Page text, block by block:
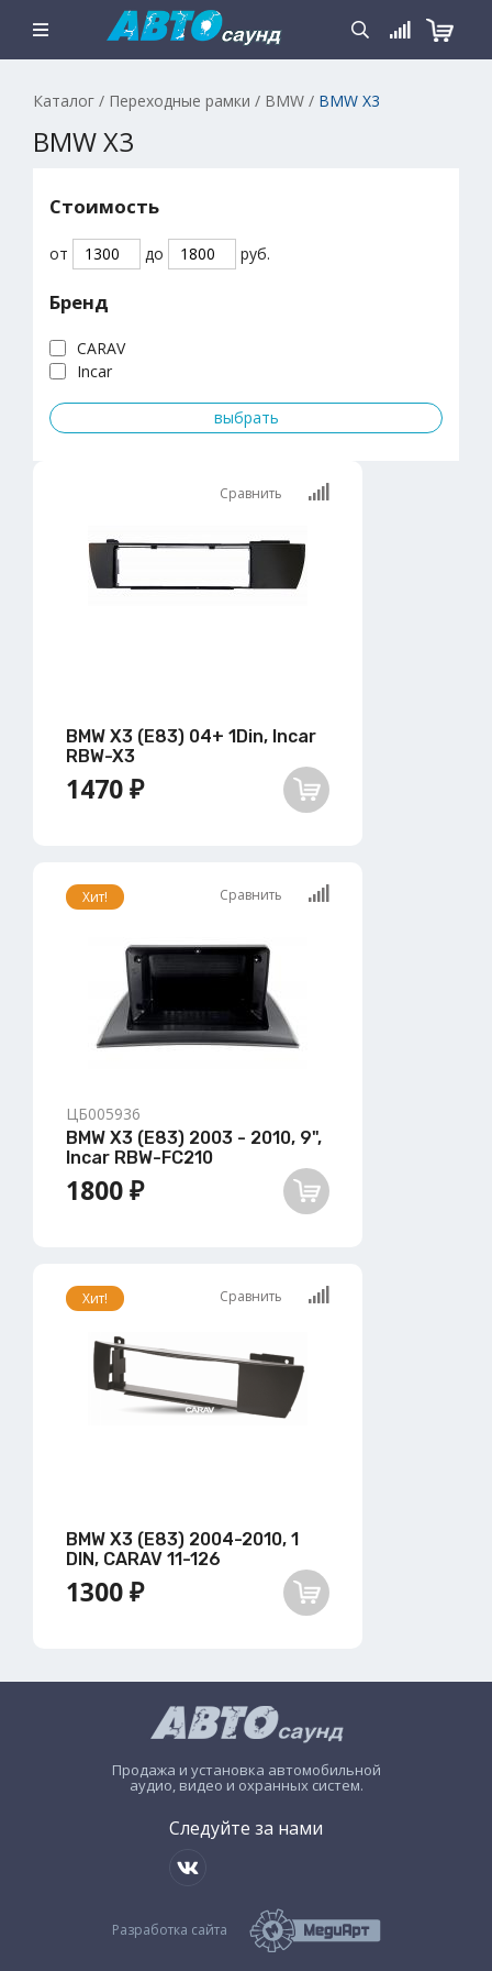
Каталог / Переходные рамки / BMW / BMW X3
BMW X3
Стоимость
от до руб.
Бренд
CARAV
Incar
Сравнить
BMW X3 (E83) 04+ 1Din, Incar
RBW-X3
1470 ₽
Хит! Сравнить
ЦБ005936
BMW X3 (E83) 2003 - 2010, 9",
Incar RBW-FC210
1800 ₽
Хит! Сравнить
BMW X3 (E83) 2004-2010, 1
DIN, CARAV 11-126
1300 ₽
Продажа и установка автомобильной
аудио, видео и охранных систем.
Следуйте за нами
Разработка сайта